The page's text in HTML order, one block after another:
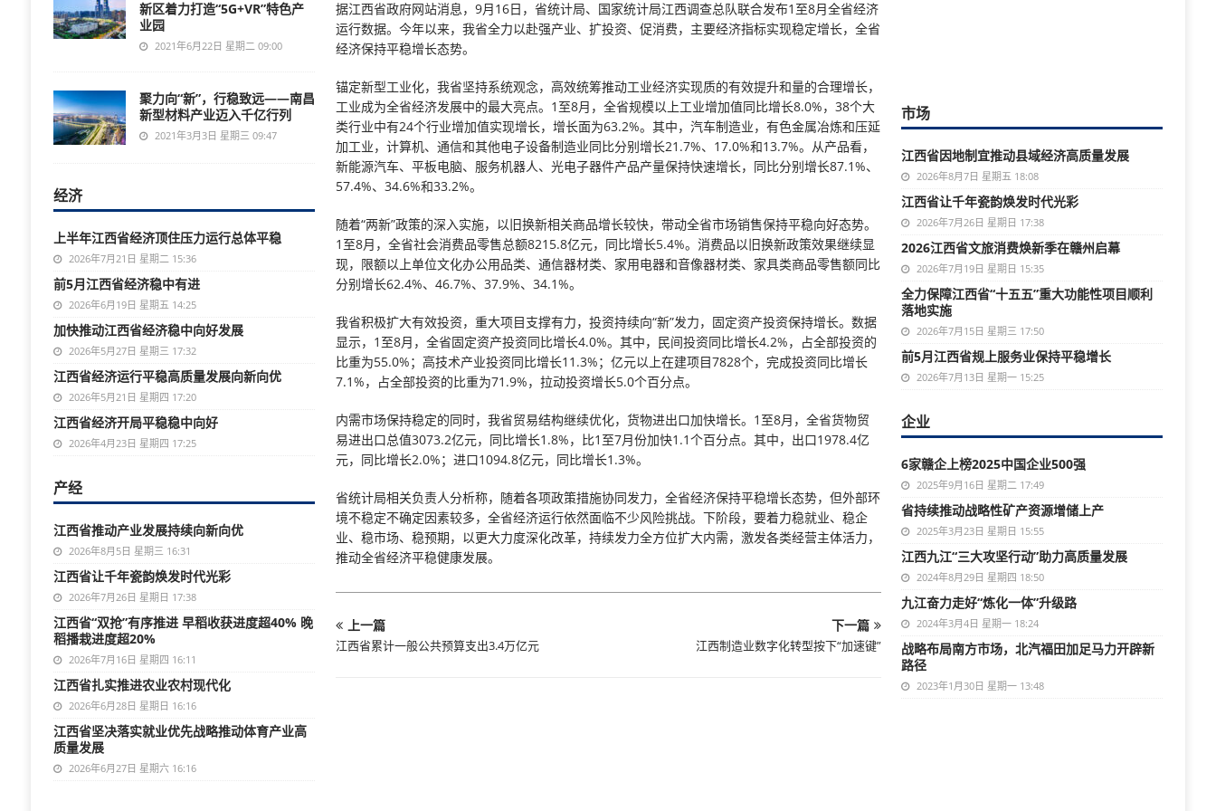
据江西省政府网站消息，9月16日，省统计局、国家统计局江西调查总队联合发布1至8月全省经济
运行数据。今年以来，我省全力以赴强产业、扩投资、促消费，主要经济指标实现稳定增长，全省
经济保持平稳增长态势。
锚定新型工业化，我省坚持系统观念，高效统筹推动工业经济实现质的有效提升和量的合理增长，
工业成为全省经济发展中的最大亮点。1至8月，全省规模以上工业增加值同比增长8.0%，38个大
类行业中有24个行业增加值实现增长，增长面为63.2%。其中，汽车制造业，有色金属冶炼和压延
加工业，计算机、通信和其他电子设备制造业同比分别增长21.7%、17.0%和13.7%。从产品看，
新能源汽车、平板电脑、服务机器人、光电子器件产品产量保持快速增长，同比分别增长87.1%、
57.4%、34.6%和33.2%。
随着“两新”政策的深入实施，以旧换新相关商品增长较快，带动全省市场销售保持平稳向好态势。
1至8月，全省社会消费品零售总额8215.8亿元，同比增长5.4%。消费品以旧换新政策效果继续显
现，限额以上单位文化办公用品类、通信器材类、家用电器和音像器材类、家具类商品零售额同比
分别增长62.4%、46.7%、37.9%、34.1%。
我省积极扩大有效投资，重大项目支撑有力，投资持续向“新”发力，固定资产投资保持增长。数据
显示，1至8月，全省固定资产投资同比增长4.0%。其中，民间投资同比增长4.2%，占全部投资的
比重为55.0%；高技术产业投资同比增长11.3%；亿元以上在建项目7828个，完成投资同比增长
7.1%，占全部投资的比重为71.9%，拉动投资增长5.0个百分点。
内需市场保持稳定的同时，我省贸易结构继续优化，货物进出口加快增长。1至8月，全省货物贸
易进出口总值3073.2亿元，同比增长1.8%，比1至7月份加快1.1个百分点。其中，出口1978.4亿
元，同比增长2.0%；进口1094.8亿元，同比增长1.3%。
省统计局相关负责人分析称，随着各项政策措施协同发力，全省经济保持平稳增长态势，但外部环
境不稳定不确定因素较多，全省经济运行依然面临不少风险挑战。下阶段，要着力稳就业、稳企
业、稳市场、稳预期，以更大力度深化改革，持续发力全方位扩大内需，激发各类经营主体活力，
推动全省经济平稳健康发展。
上一篇
江西省累计一般公共预算支出3.4万亿元
下一篇
江西制造业数字化转型按下“加速键”
新区着力打造“5G+VR”特色产
业园
2021年6月22日 星期二 09:00
聚力向“新”，行稳致远——南昌
新型材料产业迈入千亿行列
2021年3月3日 星期三 09:47
经济
上半年江西省经济顶住压力运行总体平稳
2026年7月21日 星期二 15:36
前5月江西省经济稳中有进
2026年6月19日 星期五 14:25
加快推动江西省经济稳中向好发展
2026年5月27日 星期三 17:32
江西省经济运行平稳高质量发展向新向优
2026年5月21日 星期四 17:20
江西省经济开局平稳稳中向好
2026年4月23日 星期四 17:25
产经
江西省推动产业发展持续向新向优
2026年8月5日 星期三 16:31
江西省让千年瓷韵焕发时代光彩
2026年7月26日 星期日 17:38
江西省“双抢”有序推进 早稻收获进度超40% 晚
稻播栽进度超20%
2026年7月16日 星期四 16:11
江西省扎实推进农业农村现代化
2026年6月28日 星期日 16:16
江西省坚决落实就业优先战略推动体育产业高
质量发展
2026年6月27日 星期六 16:16
市场
江西省因地制宜推动县域经济高质量发展
2026年8月7日 星期五 18:08
江西省让千年瓷韵焕发时代光彩
2026年7月26日 星期日 17:38
2026江西省文旅消费焕新季在赣州启幕
2026年7月19日 星期日 15:35
全力保障江西省“十五五”重大功能性项目顺利
落地实施
2026年7月15日 星期三 17:50
前5月江西省规上服务业保持平稳增长
2026年7月13日 星期一 15:25
企业
6家赣企上榜2025中国企业500强
2025年9月16日 星期二 17:49
省持续推动战略性矿产资源增储上产
2025年3月23日 星期日 15:55
江西九江“三大攻坚行动”助力高质量发展
2024年8月29日 星期四 18:50
九江奋力走好“炼化一体”升级路
2024年3月4日 星期一 18:24
战略布局南方市场，北汽福田加足马力开辟新
路径
2023年1月30日 星期一 13:48